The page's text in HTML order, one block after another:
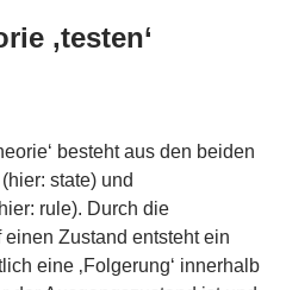
‚testen‘
besteht aus den beiden
state) und
rule). Durch die
Zustand entsteht ein
eine ‚Folgerung‘ innerhalb